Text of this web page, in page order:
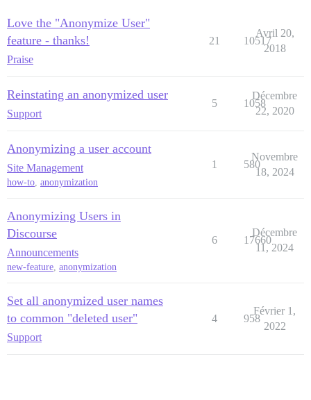
Love the "Anonymize User"
feature - thanks!
Praise
21 10517
Avril 20,
2018
Reinstating an anonymized user
Support
5 1058
Décembre
22, 2020
Anonymizing a user account
Site Management
how-to anonymization
1 580
Novembre
18, 2024
Anonymizing Users in
Discourse
Announcements
new-feature anonymization
6 17660
Décembre
11, 2024
Set all anonymized user names
to common "deleted user"
Support
4 958
Février 1,
2022